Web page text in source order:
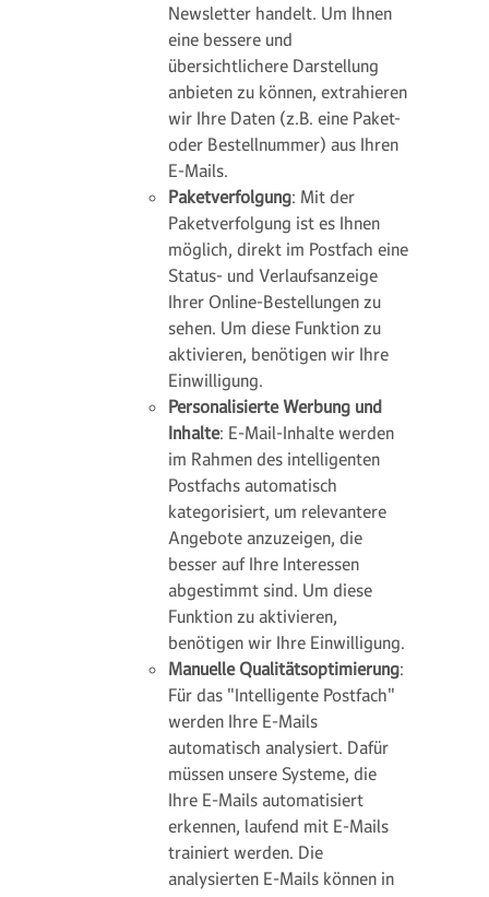
Newsletter handelt. Um Ihnen
eine bessere und
übersichtlichere Darstellung
anbieten zu können, extrahieren
wir Ihre Daten (z.B. eine Paket-
oder Bestellnummer) aus Ihren
E-Mails.
Paketverfolgung: Mit der
Paketverfolgung ist es Ihnen
möglich, direkt im Postfach eine
Status- und Verlaufsanzeige
Ihrer Online-Bestellungen zu
sehen. Um diese Funktion zu
aktivieren, benötigen wir Ihre
Einwilligung.
Personalisierte Werbung und
Inhalte: E-Mail-Inhalte werden
im Rahmen des intelligenten
Postfachs automatisch
kategorisiert, um relevantere
Angebote anzuzeigen, die
besser auf Ihre Interessen
abgestimmt sind. Um diese
Funktion zu aktivieren,
benötigen wir Ihre Einwilligung.
Manuelle Qualitätsoptimierung:
Für das "Intelligente Postfach"
werden Ihre E-Mails
automatisch analysiert. Dafür
müssen unsere Systeme, die
Ihre E-Mails automatisiert
erkennen, laufend mit E-Mails
trainiert werden. Die
analysierten E-Mails können in